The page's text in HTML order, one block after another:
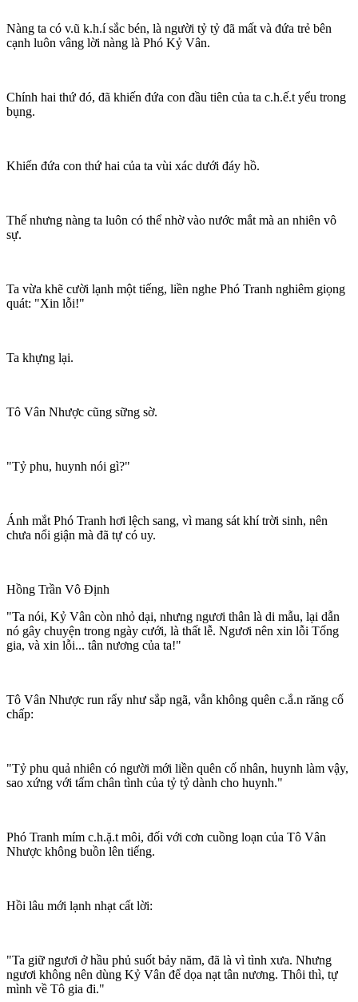
Nàng ta có v.ũ k.h.í sắc bén, là người tỷ tỷ đã mất và đứa trẻ bên
cạnh luôn vâng lời nàng là Phó Kỷ Vân.
Chính hai thứ đó, đã khiến đứa con đầu tiên của ta c.h.ế.t yểu trong
bụng.
Khiến đứa con thứ hai của ta vùi xác dưới đáy hồ.
Thế nhưng nàng ta luôn có thể nhờ vào nước mắt mà an nhiên vô
sự.
Ta vừa khẽ cười lạnh một tiếng, liền nghe Phó Tranh nghiêm giọng
quát: "Xin lỗi!"
Ta khựng lại.
Tô Vân Nhược cũng sững sờ.
"Tỷ phu, huynh nói gì?"
Ánh mắt Phó Tranh hơi lệch sang, vì mang sát khí trời sinh, nên
chưa nổi giận mà đã tự có uy.
Hồng Trần Vô Định
"Ta nói, Kỷ Vân còn nhỏ dại, nhưng ngươi thân là di mẫu, lại dẫn
nó gây chuyện trong ngày cưới, là thất lễ. Ngươi nên xin lỗi Tống
gia, và xin lỗi... tân nương của ta!"
Tô Vân Nhược run rẩy như sắp ngã, vẫn không quên c.ắ.n răng cố
chấp:
"Tỷ phu quả nhiên có người mới liền quên cố nhân, huynh làm vậy,
sao xứng với tấm chân tình của tỷ tỷ dành cho huynh."
Phó Tranh mím c.h.ặ.t môi, đối với cơn cuồng loạn của Tô Vân
Nhược không buồn lên tiếng.
Hồi lâu mới lạnh nhạt cất lời:
"Ta giữ ngươi ở hầu phủ suốt bảy năm, đã là vì tình xưa. Nhưng
ngươi không nên dùng Kỷ Vân để dọa nạt tân nương. Thôi thì, tự
mình về Tô gia đi."